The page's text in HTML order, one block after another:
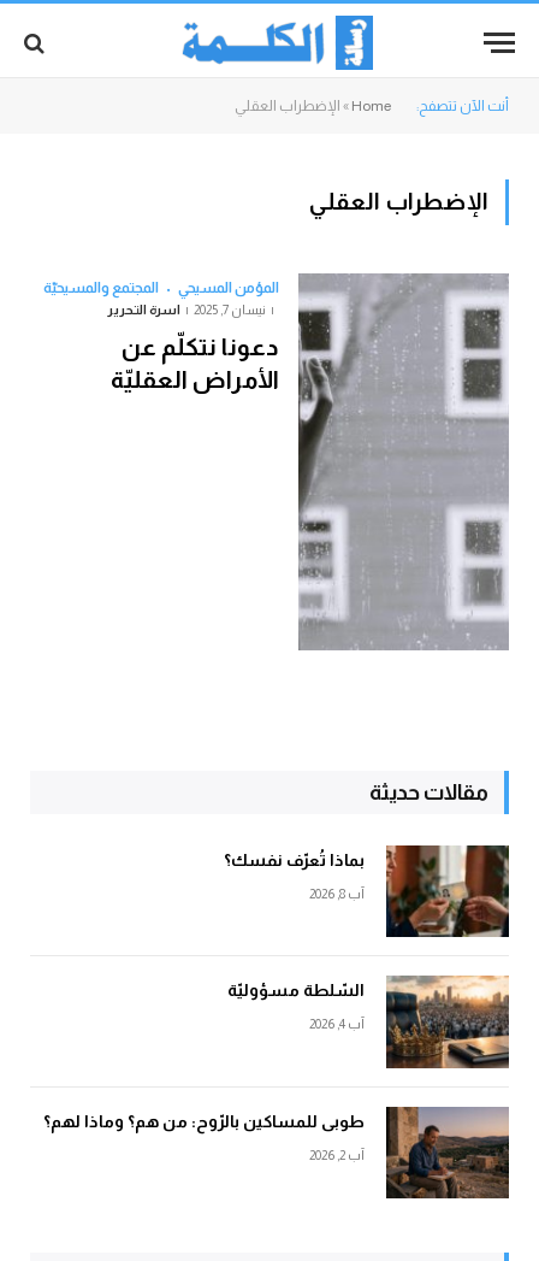
أنت الآن تتصفح: Home
» الإضطراب العقلي
الإضطراب العقلي
المؤمن المسيحي المجتمع والمسيحيّة
نيسان 7, 2025 اسرة التحرير
دعونا نتكلّم عن
الأمراض العقليّة
مقالات حديثة
بماذا تُعرّف نفسك؟
آب 8, 2026
السّلطة مسؤوليّة
آب 4, 2026
طوبى للمساكين بالرّوح: من هم؟ وماذا لهم؟
آب 2, 2026